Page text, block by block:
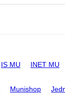
IS MU INET MU
Munishop